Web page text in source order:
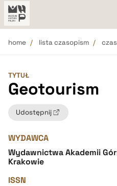
home lista czasopism
TYTUŁ
Geotourism
Udostępnij
WYDAWCA
Wydawnictwa Akademii
Krakowie
ISSN